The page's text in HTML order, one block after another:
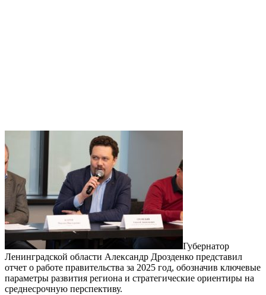
Губернатор
Ленинградской области Александр Дрозденко представил
отчет о работе правительства за 2025 год, обозначив ключевые
параметры развития региона и стратегические ориентиры на
среднесрочную перспективу.